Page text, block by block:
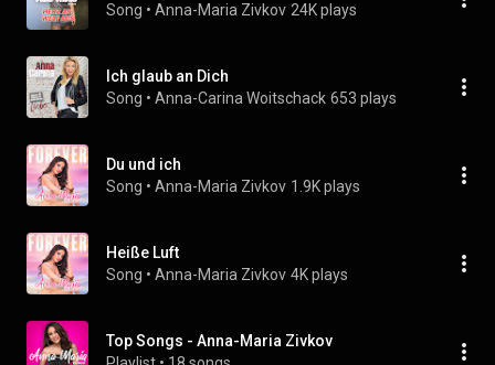
Song • Anna-Maria Zivkov 24K plays
Ich glaub an Dich
Song • Anna-Carina Woitschack 653 plays
Du und ich
Song • Anna-Maria Zivkov 1.9K plays
Heiße Luft
Song • Anna-Maria Zivkov 4K plays
Top Songs - Anna-Maria Zivkov